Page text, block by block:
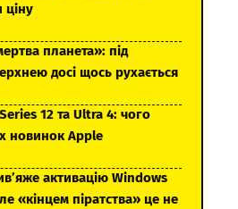
ціну
планета»: під
досі щось рухається
12 та Ultra 4: чого
новинок Apple
активацію Windows
«кінцем піратства» це не